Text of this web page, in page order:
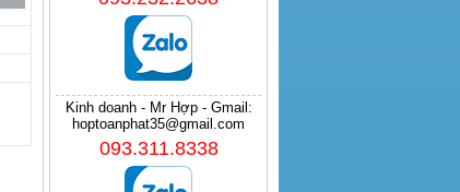
Kinh doanh - Mr Hợp - Gmail:
hoptoanphat35@gmail.com
093.311.8338